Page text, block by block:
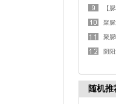
【
聚
聚
阴
随机推